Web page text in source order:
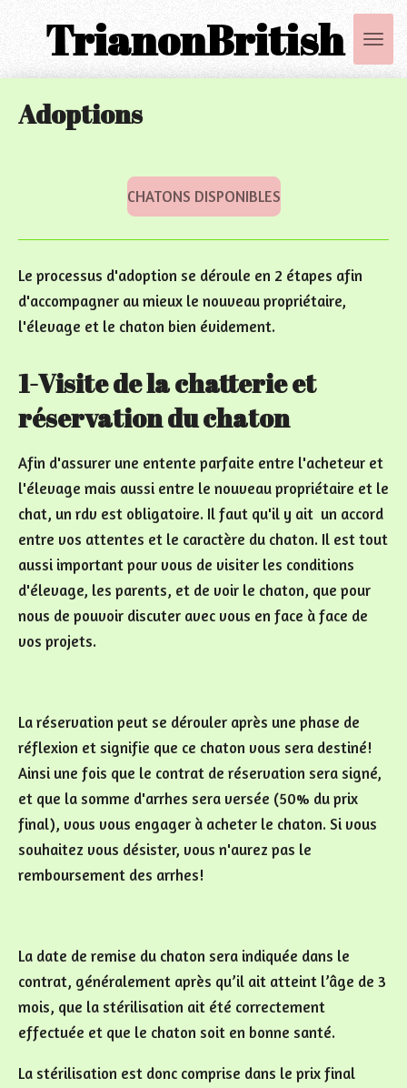
Passer
contenu
TrianonBritish
Adoptions
CHATONS DISPONIBLES
Le processus d'adoption se déroule en 2 étapes afin
d'accompagner au mieux le nouveau propriétaire,
l'élevage et le chaton bien évidement.
1-Visite de la chatterie et
réservation du chaton
Afin d'assurer une entente parfaite entre l'acheteur et
l'élevage mais aussi entre le nouveau propriétaire et le
chat, un rdv est obligatoire. Il faut qu'il y ait un accord
entre vos attentes et le caractère du chaton. Il est tout
aussi important pour vous de visiter les conditions
d'élevage, les parents, et de voir le chaton, que pour
nous de pouvoir discuter avec vous en face à face de
vos projets.
La réservation peut se dérouler après une phase de
réflexion et signifie que ce chaton vous sera destiné!
Ainsi une fois que le contrat de réservation sera signé,
et que la somme d'arrhes sera versée (50% du prix
final), vous vous engager à acheter le chaton. Si vous
souhaitez vous désister, vous n'aurez pas le
remboursement des arrhes!
La date de remise du chaton sera indiquée dans le
contrat, généralement après qu’il ait atteint l’âge de 3
mois, que la stérilisation ait été correctement
effectuée et que le chaton soit en bonne santé.
La stérilisation est donc comprise dans le prix final